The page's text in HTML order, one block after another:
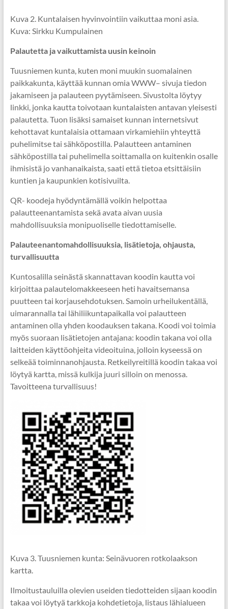
Kuva 2. Kuntalaisen hyvinvointiin vaikuttaa moni asia.
Kuva: Sirkku Kumpulainen
Palautetta ja vaikuttamista uusin keinoin
Tuusniemen kunta, kuten moni muukin suomalainen
paikkakunta, käyttää kunnan omia WWW– sivuja tiedon
jakamiseen ja palauteen pyytämiseen. Sivustolta löytyy
linkki, jonka kautta toivotaan kuntalaisten antavan yleisesti
palautetta. Tuon lisäksi samaiset kunnan internetsivut
kehottavat kuntalaisia ottamaan virkamiehiin yhteyttä
puhelimitse tai sähköpostilla. Palautteen antaminen
sähköpostilla tai puhelimella soittamalla on kuitenkin osalle
ihmisistä jo vanhanaikaista, saati että tietoa etsittäisiin
kuntien ja kaupunkien kotisivuilta.
QR- koodeja hyödyntämällä voikin helpottaa
palautteenantamista sekä avata aivan uusia
mahdollisuuksia monipuoliselle tiedottamiselle.
Palauteenantomahdollisuuksia, lisätietoja, ohjausta,
turvallisuutta
Kuntosalilla seinästä skannattavan koodin kautta voi
kirjoittaa palautelomakkeeseen heti havaitsemansa
puutteen tai korjausehdotuksen. Samoin urheilukentällä,
uimarannalla tai lähiliikuntapaikalla voi palautteen
antaminen olla yhden koodauksen takana. Koodi voi toimia
myös suoraan lisätietojen antajana: koodin takana voi olla
laitteiden käyttöohjeita videoituina, jolloin kyseessä on
selkeää toiminnanohjausta. Retkeilyreitillä koodin takaa voi
löytyä kartta, missä kulkija juuri silloin on menossa.
Tavoitteena turvallisuus!
Kuva 3. Tuusniemen kunta: Seinävuoren rotkolaakson
kartta.
Ilmoitustauluilla olevien useiden tiedotteiden sijaan koodin
takaa voi löytyä tarkkoja kohdetietoja, listaus lähialueen